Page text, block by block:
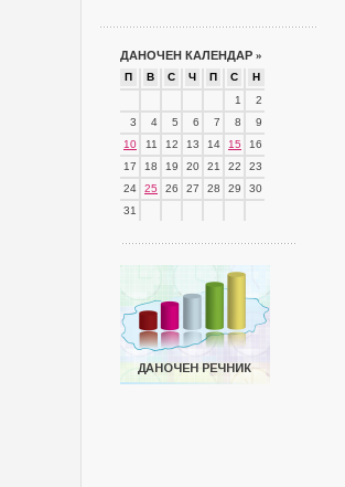
ДАНОЧЕН КАЛЕНДАР »
П В С Ч П С
Н
1
2
3
4 5 6 7 8
9
10
11 12 13 14 15
16
17
18 19 20 21 22
23
24
25 26 27 28 29
30
31